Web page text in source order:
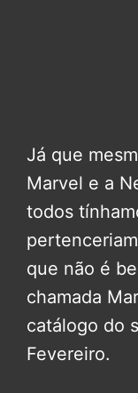
Já que
Marvel e a
todos
que não é
chamada
catálogo do
Fevereiro.